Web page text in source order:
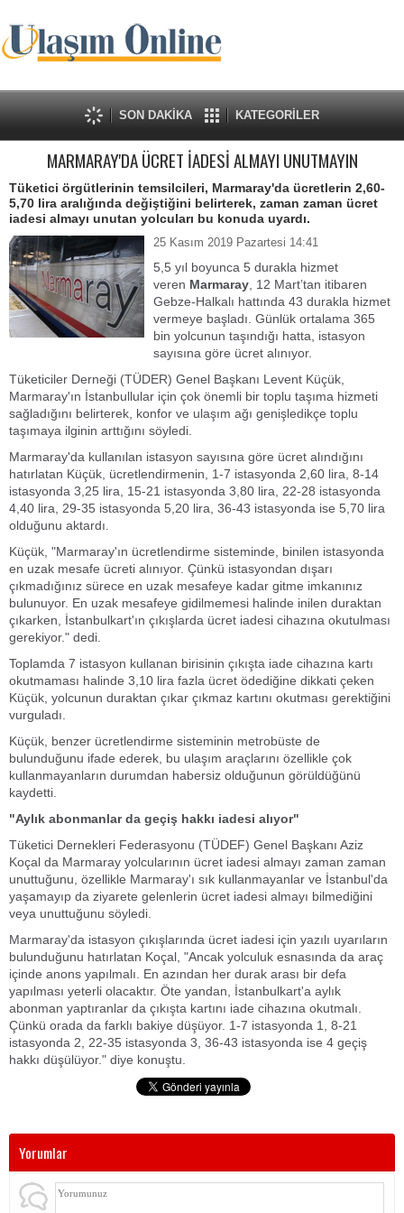
SON DAKİKA KATEGORİLER
MARMARAY'DA ÜCRET İADESİ ALMAYI UNUTMAYIN
Tüketici örgütlerinin temsilcileri, Marmaray'da ücretlerin 2,60-
5,70 lira aralığında değiştiğini belirterek, zaman zaman ücret
iadesi almayı unutan yolcuları bu konuda uyardı.
25 Kasım 2019 Pazartesi 14:41
5,5 yıl boyunca 5 durakla hizmet
veren Marmaray , 12 Mart’tan itibaren
Gebze-Halkalı hattında 43 durakla hizmet
vermeye başladı. Günlük ortalama 365
bin yolcunun taşındığı hatta, istasyon
sayısına göre ücret alınıyor.
Tüketiciler Derneği (TÜDER) Genel Başkanı Levent Küçük,
Marmaray'ın İstanbullular için çok önemli bir toplu taşıma hizmeti
sağladığını belirterek, konfor ve ulaşım ağı genişledikçe toplu
taşımaya ilginin arttığını söyledi.
Marmaray'da kullanılan istasyon sayısına göre ücret alındığını
hatırlatan Küçük, ücretlendirmenin, 1-7 istasyonda 2,60 lira, 8-14
istasyonda 3,25 lira, 15-21 istasyonda 3,80 lira, 22-28 istasyonda
4,40 lira, 29-35 istasyonda 5,20 lira, 36-43 istasyonda ise 5,70 lira
olduğunu aktardı.
Küçük, "Marmaray'ın ücretlendirme sisteminde, binilen istasyonda
en uzak mesafe ücreti alınıyor. Çünkü istasyondan dışarı
çıkmadığınız sürece en uzak mesafeye kadar gitme imkanınız
bulunuyor. En uzak mesafeye gidilmemesi halinde inilen duraktan
çıkarken, İstanbulkart'ın çıkışlarda ücret iadesi cihazına okutulması
gerekiyor." dedi.
Toplamda 7 istasyon kullanan birisinin çıkışta iade cihazına kartı
okutmaması halinde 3,10 lira fazla ücret ödediğine dikkati çeken
Küçük, yolcunun duraktan çıkar çıkmaz kartını okutması gerektiğini
vurguladı.
Küçük, benzer ücretlendirme sisteminin metrobüste de
bulunduğunu ifade ederek, bu ulaşım araçlarını özellikle çok
kullanmayanların durumdan habersiz olduğunun görüldüğünü
kaydetti.
"Aylık abonmanlar da geçiş hakkı iadesi alıyor"
Tüketici Dernekleri Federasyonu (TÜDEF) Genel Başkanı Aziz
Koçal da Marmaray yolcularının ücret iadesi almayı zaman zaman
unuttuğunu, özellikle Marmaray'ı sık kullanmayanlar ve İstanbul'da
yaşamayıp da ziyarete gelenlerin ücret iadesi almayı bilmediğini
veya unuttuğunu söyledi.
Marmaray'da istasyon çıkışlarında ücret iadesi için yazılı uyarıların
bulunduğunu hatırlatan Koçal, "Ancak yolculuk esnasında da araç
içinde anons yapılmalı. En azından her durak arası bir defa
yapılması yeterli olacaktır. Öte yandan, İstanbulkart'a aylık
abonman yaptıranlar da çıkışta kartını iade cihazına okutmalı.
Çünkü orada da farklı bakiye düşüyor. 1-7 istasyonda 1, 8-21
istasyonda 2, 22-35 istasyonda 3, 36-43 istasyonda ise 4 geçiş
hakkı düşülüyor." diye konuştu.
Yorumlar